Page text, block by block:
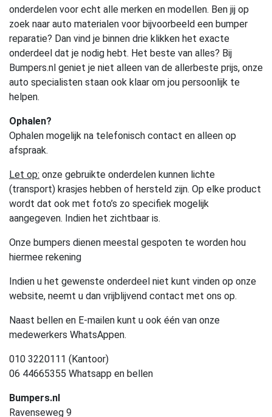
onderdelen voor echt alle merken en modellen. Ben jij op
zoek naar auto materialen voor bijvoorbeeld een bumper
reparatie? Dan vind je binnen drie klikken het exacte
onderdeel dat je nodig hebt. Het beste van alles? Bij
Bumpers.nl geniet je niet alleen van de allerbeste prijs, onze
auto specialisten staan ook klaar om jou persoonlijk te
helpen.
Ophalen?
Ophalen mogelijk na telefonisch contact en alleen op
afspraak.
Let op: onze gebruikte onderdelen kunnen lichte
(transport) krasjes hebben of hersteld zijn. Op elke product
wordt dat ook met foto’s zo specifiek mogelijk
aangegeven. Indien het zichtbaar is.
Onze bumpers dienen meestal gespoten te worden hou
hiermee rekening
Indien u het gewenste onderdeel niet kunt vinden op onze
website, neemt u dan vrijblijvend contact met ons op.
Naast bellen en E-mailen kunt u ook één van onze
medewerkers WhatsAppen.
010 3220111 (Kantoor)
06 44665355 Whatsapp en bellen
Bumpers.nl
Ravenseweg 9